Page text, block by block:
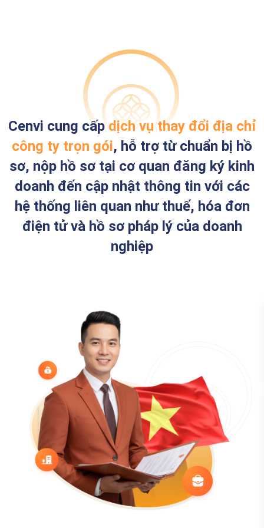
Cenvi cung cấp dịch vụ thay đổi địa chỉ
công ty trọn gói, hỗ trợ từ chuẩn bị hồ
sơ, nộp hồ sơ tại cơ quan đăng ký kinh
doanh đến cập nhật thông tin với các
hệ thống liên quan như thuế, hóa đơn
điện tử và hồ sơ pháp lý của doanh
nghiệp